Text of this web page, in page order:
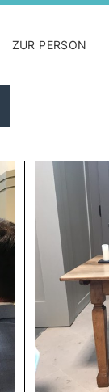
ZUR PERSON